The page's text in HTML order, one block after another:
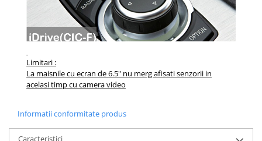
Limitari :
La maisnile cu ecran de 6.5" nu merg afisati senzorii in
acelasi timp cu camera video
Informatii conformitate produs
Caracteristici